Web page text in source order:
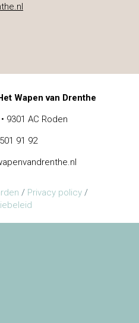
Wapen van Drenthe
9301 AC Roden
91 92
/ Privacy policy /